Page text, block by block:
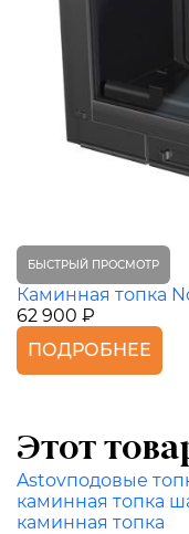
БЫСТРЫЙ ПРОСМОТР
Каминная топка
62 900 ₽
ПОДРОБНЕЕ
Этот
Astovподовые
каминная топка
каминная топка